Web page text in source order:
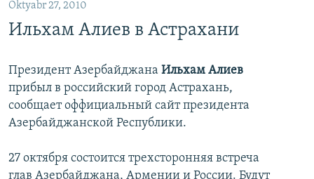
qayıt
Axtarışa
#ƏSLINDƏ
QANUNI DOĞRU
ARAŞDIRMA
MULTIMEDIA
FOTOQALEREYA
OXU ZALI
HAQQIMIZDA
Oktyabr 27, 2010
Ильхам Алиев в Астрахани
Президент Азербайджана Ильхам Алиев
прибыл в российский город Астрахань,
сообщает оффициальный сайт президента
Азербайджанской Республики.
27 октября состоится трехсторонняя встреча
глав Азербайджана, Армении и России. Будут